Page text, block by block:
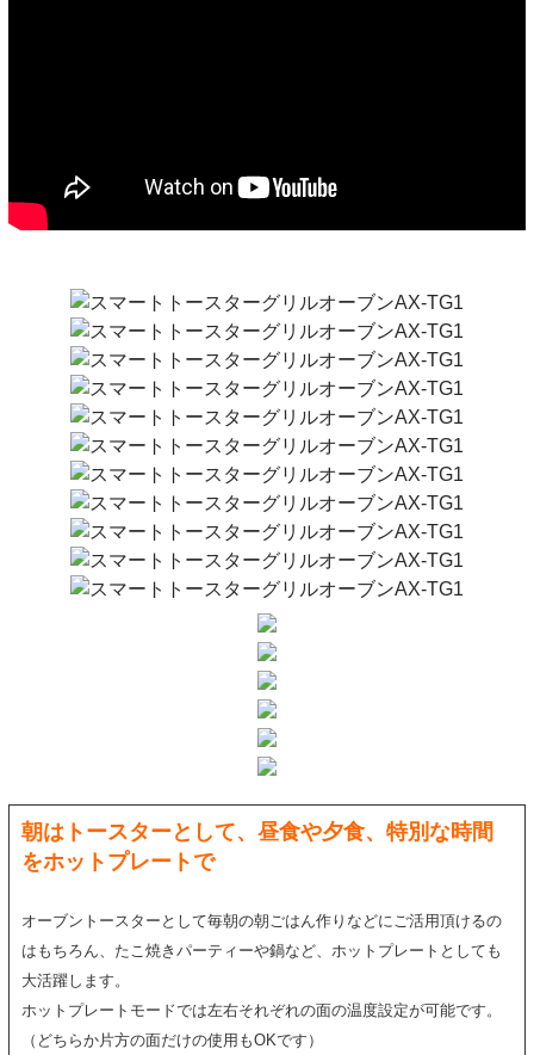
朝はトースターとして、昼食や夕食、特別な時間
をホットプレートで
オーブントースターとして毎朝の朝ごはん作りなどにご活用頂けるの
はもちろん、たこ焼きパーティーや鍋など、ホットプレートとしても
大活躍します。
ホットプレートモードでは左右それぞれの面の温度設定が可能です。
（どちらか片方の面だけの使用もOKです）